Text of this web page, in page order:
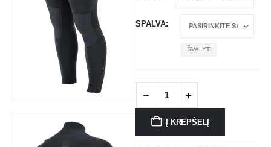
SPALVA
IŠVALYTI
Į KREPŠELĮ